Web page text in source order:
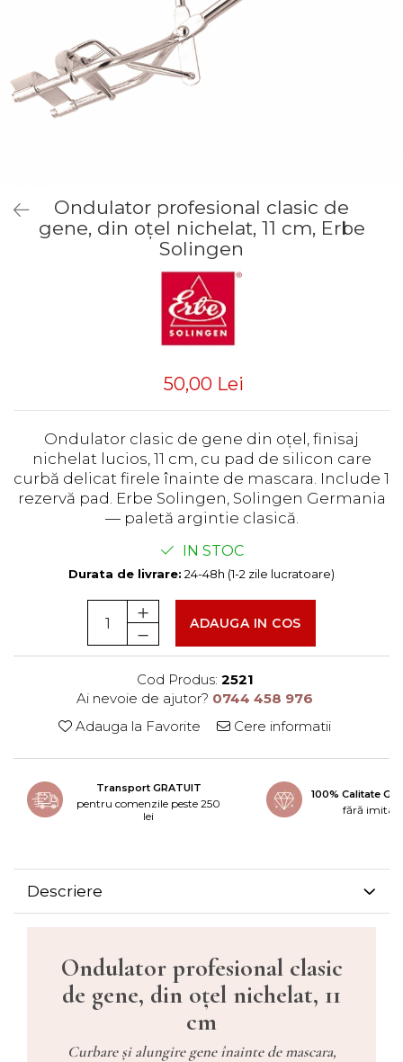
Ondulator profesional clasic de
gene, din oțel nichelat, 11 cm, Erbe
Solingen
50,00 Lei
Ondulator clasic de gene din oțel, finisaj
nichelat lucios, 11 cm, cu pad de silicon care
curbă delicat firele înainte de mascara. Include 1
rezervă pad. Erbe Solingen, Solingen Germania
— paletă argintie clasică.
IN STOC
Durata de livrare: 24-48h (1-2 zile lucratoare)
ADAUGA IN COS
Cod Produs: 2521
Ai nevoie de ajutor? 0744 458 976
Adauga la Favorite
Cere informatii
Transport GRATUIT
pentru comenzile peste 250
lei
100% Calitate
fără imitații
Descriere
Ondulator profesional clasic
de gene, din oțel nichelat, 11
cm
Curbare și alungire gene înainte de mascara,